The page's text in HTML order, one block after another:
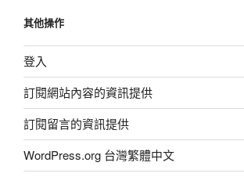
其他操作
登入
訂閱網站內容的資訊提供
訂閱留言的資訊提供
WordPress.org 台灣繁體中文